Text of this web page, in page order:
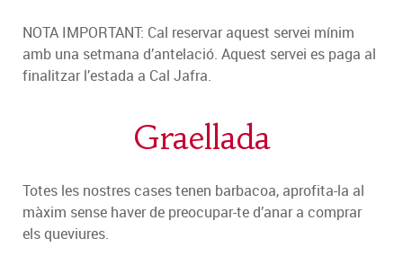
NOTA IMPORTANT: Cal reservar aquest servei mínim
amb una setmana d’antelació. Aquest servei es paga al
finalitzar l’estada a Cal Jafra.
Graellada
Totes les nostres cases tenen barbacoa, aprofita-la al
màxim sense haver de preocupar-te d’anar a comprar
els queviures.